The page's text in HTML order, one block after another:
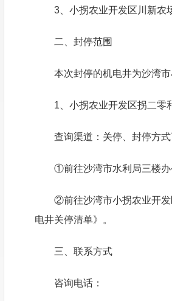
3、小拐农业开发区川新农
二、封停范围
本次封停的机电井为沙湾
1、小拐农业开发区拐二零
查询渠道：关停、封停方
①前往沙湾市水利局三楼办
②前往沙湾市小拐农业开
电井关停清单》。
三、联系方式
咨询电话：